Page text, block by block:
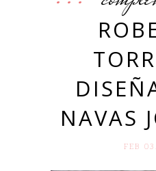
NAVAS
FEB